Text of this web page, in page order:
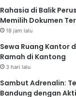
Rahasia di Balik
Memilih Dokumen
18 jam lalu
Sewa Ruang Kantor
Ramah di Kantong
3 hari lalu
Sambut Adrenalin:
Bandung dengan